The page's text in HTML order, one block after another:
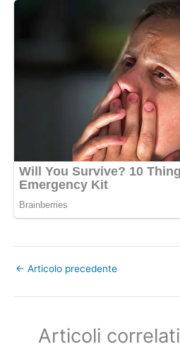
← Articolo precedente
Articoli correlati